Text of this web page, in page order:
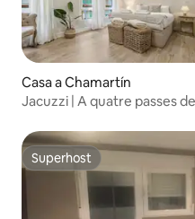
Casa a Chamartín
Jacuzzi | A quatre passes
Superhost
Superhost